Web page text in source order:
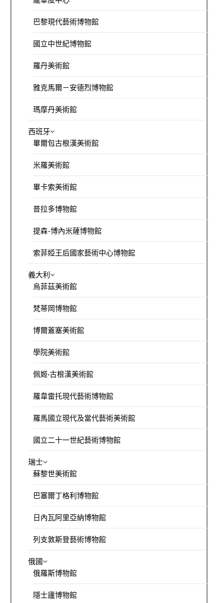
巴黎現代藝術博物館
國立中世紀博物館
羅丹美術館
雅克馬爾－安德烈博物館
瑪摩丹美術館
西班牙
畢爾包古根漢美術館
米羅美術館
畢卡索美術館
普拉多博物館
提森-博內米薩博物館
索菲婭王后國家藝術中心博物館
義大利
烏菲茲美術館
梵蒂岡博物館
博爾蓋塞美術館
學院美術館
佩姬·古根漢美術館
羅韋雷托現代藝術博物館
羅馬國立現代及當代藝術美術館
國立二十一世紀藝術博物館
瑞士
蘇黎世美術館
巴塞爾丁格利博物館
日內瓦阿里亞納博物館
列支敦斯登藝術博物館
俄國
俄羅斯博物館
隱士廬博物館